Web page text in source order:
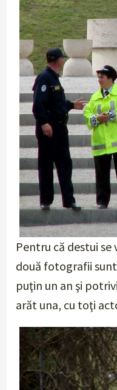
Pentru că destui se
două fotografii
puţin un an şi
arăt una, cu toţi